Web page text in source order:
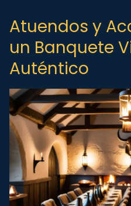
Atuendos y
un Banquete
Auténtico